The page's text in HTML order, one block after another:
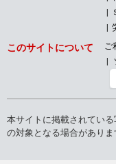
このサイトについて ご
本サイトに掲載されてい
の対象となる場合がありま